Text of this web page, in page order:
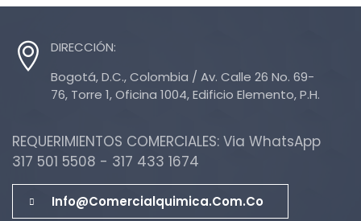
DIRECCIÓN:
Bogotá, D.C., Colombia / Av. Calle 26 No. 69-
76, Torre 1, Oficina 1004, Edificio Elemento, P.H.
REQUERIMIENTOS COMERCIALES: Via WhatsApp
317 501 5508 - 317 433 1674
Info@comercialquimica.com.co